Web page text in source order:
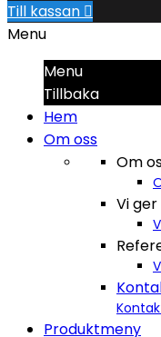
Till kassan 
Menu
Menu
Tillbaka
Hem
Om oss
Om
Vi ger
Produktmeny